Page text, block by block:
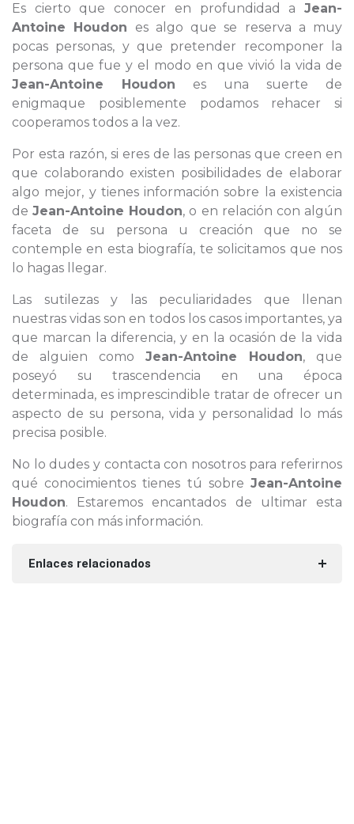
Es cierto que conocer en profundidad a Jean-
Antoine Houdon es algo que se reserva a muy
pocas personas, y que pretender recomponer la
persona que fue y el modo en que vivió la vida de
Jean-Antoine Houdon es una suerte de
enigmaque posiblemente podamos rehacer si
cooperamos todos a la vez.
Por esta razón, si eres de las personas que creen en
que colaborando existen posibilidades de elaborar
algo mejor, y tienes información sobre la existencia
deJean-Antoine Houdon, o en relación con algún
faceta de su persona u creación que no se
contemple en esta biografía, te solicitamos que nos
lo hagas llegar.
Las sutilezas y las peculiaridades que llenan
nuestras vidas son en todos los casos importantes, ya
que marcan la diferencia, y en la ocasión de la vida
de alguien como Jean-Antoine Houdon, que
poseyó su trascendencia en una época
determinada, es imprescindible tratar de ofrecer un
aspecto de su persona, vida y personalidad lo más
precisa posible.
No lo dudes y contacta con nosotros para referirnos
qué conocimientos tienes tú sobre Jean-Antoine
Houdon. Estaremos encantados de ultimar esta
biografía con más información.
Enlaces relacionados